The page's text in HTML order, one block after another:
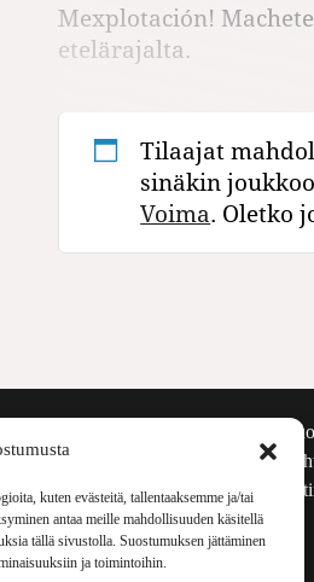
kuten evästeitä, tallentaaksemme ja/tai
antaa meille mahdollisuuden käsitellä
tällä sivustolla. Suostumuksen jättäminen
ja toimintoihin.
Mexplotación!
etelärajalta.
Tilaajat
sinäkin
Voima. Oletko
Voima on painosmäärältään
kulttuurilehti. Se nostaa esiin
aiheita niin maailmalta kuin
ilmestynyt vuodesta 1999.